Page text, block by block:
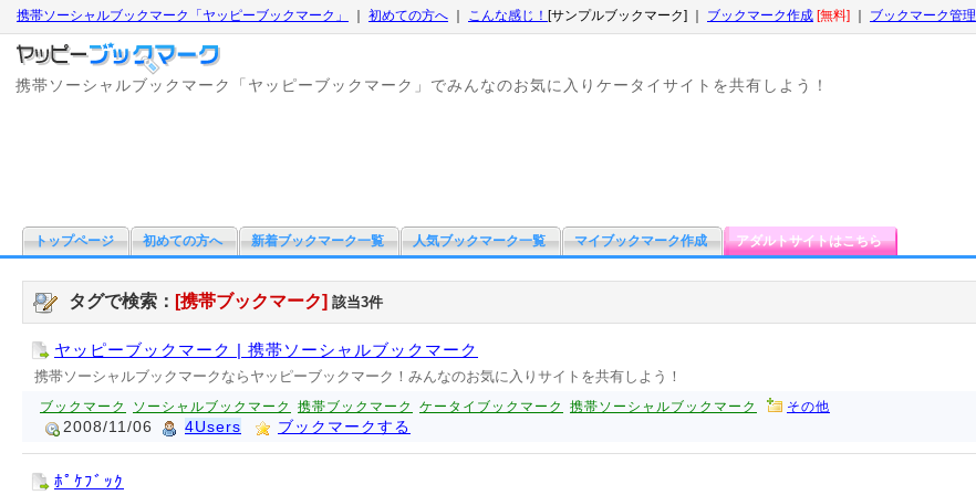
携帯ソーシャルブックマーク「ヤッピーブックマーク」 初めての方へ こんな感じ！ [サンプルブックマーク] ｜ ブックマーク作成 [無料] ブックマーク管理
携帯ソーシャルブックマーク「ヤッピーブックマーク」でみんなのお気に入りケータイサイトを共有しよう！
トップページ 初めての方へ 新着ブックマーク一覧 人気ブックマーク一覧 マイブックマーク作成 アダルトサイトはこちら
タグで検索： [携帯ブックマーク] 該当3件
ヤッピーブックマーク | 携帯ソーシャルブックマーク
携帯ソーシャルブックマークならヤッピーブックマーク！みんなのお気に入りサイトを共有しよう！
ブックマーク ソーシャルブックマーク 携帯ブックマーク ケータイブックマーク 携帯ソーシャルブックマーク その他
2008/11/06 4Users ブックマークする
ﾎﾟｹﾌﾞｯｸ